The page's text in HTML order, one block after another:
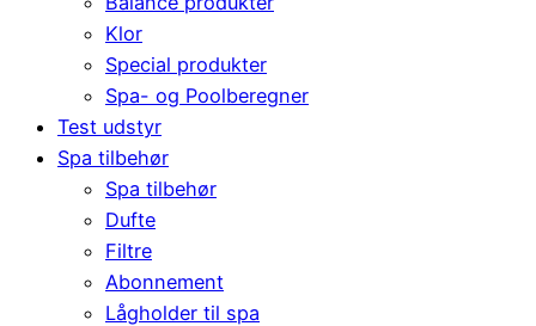
Klor
Special produkter
Spa- og Poolberegner
Test udstyr
Spa tilbehør
Spa tilbehør
Dufte
Filtre
Abonnement
Lågholder til spa